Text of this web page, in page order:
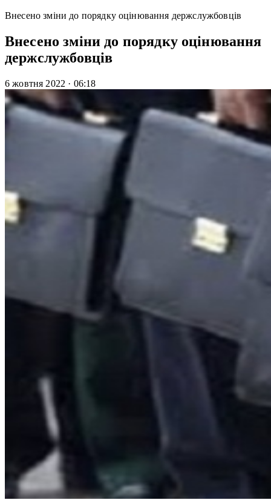
Внесено зміни до порядку оцінювання держслужбовців
Внесено зміни до порядку оцінювання
держслужбовців
6 жовтня 2022 · 06:18